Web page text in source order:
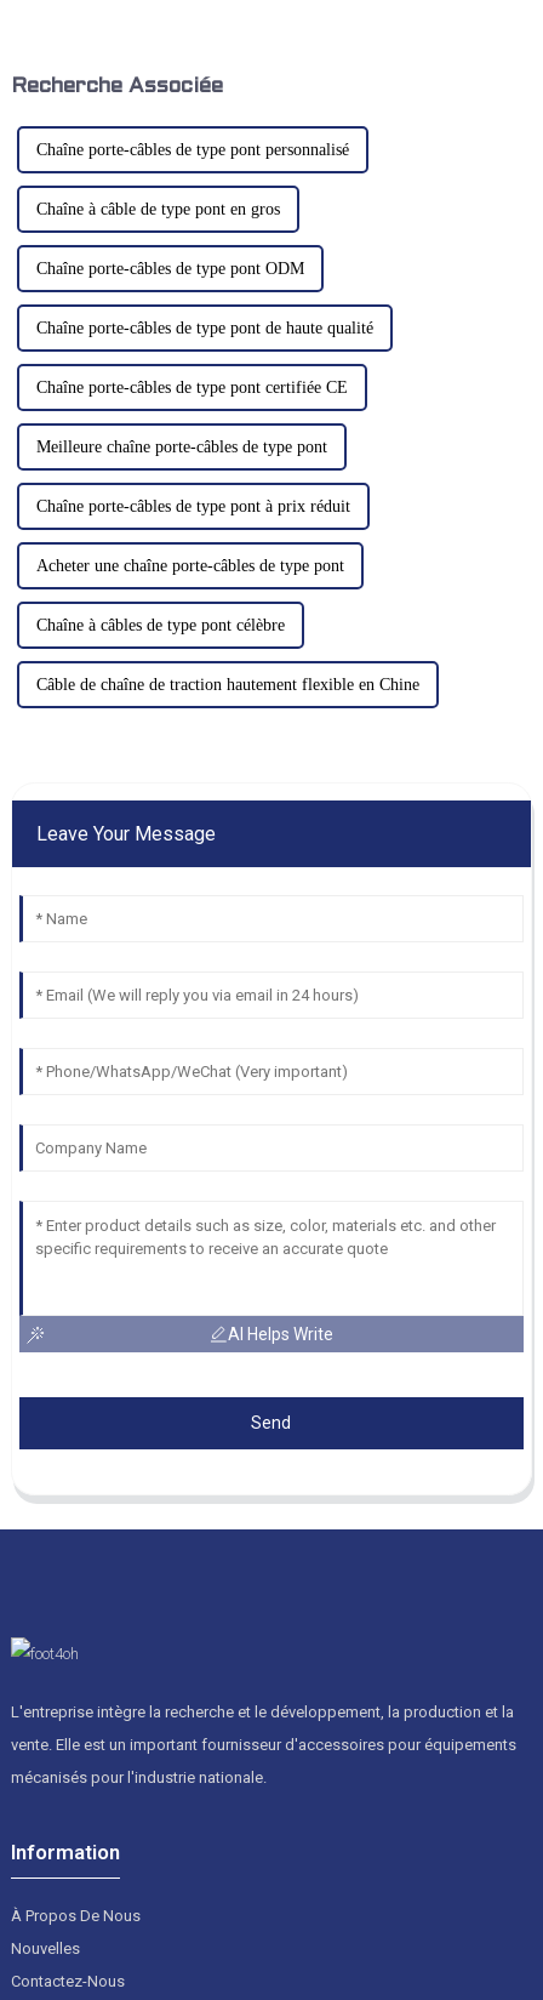
cantilever. Ce système
Recherche Associée
Chaîne porte-câbles de type pont personnalisé
Chaîne à câble de type pont en gros
Chaîne porte-câbles de type pont ODM
Chaîne porte-câbles de type pont de haute qualité
Chaîne porte-câbles de type pont certifiée CE
Meilleure chaîne porte-câbles de type pont
Chaîne porte-câbles de type pont à prix réduit
Acheter une chaîne porte-câbles de type pont
Chaîne à câbles de type pont célèbre
Câble de chaîne de traction hautement flexible en Chine
Leave Your Message
AI Helps Write
Send
L'entreprise intègre la recherche et le développement, la production et la
vente. Elle est un important fournisseur d'accessoires pour équipements
mécanisés pour l'industrie nationale.
Information
À Propos De Nous
Nouvelles
Contactez-Nous